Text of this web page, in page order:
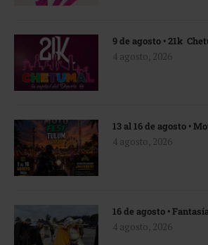
9 de agosto • 21k
4 agosto, 2026
13 al 16 de agosto •
4 agosto, 2026
16 de agosto •
4 agosto, 2026